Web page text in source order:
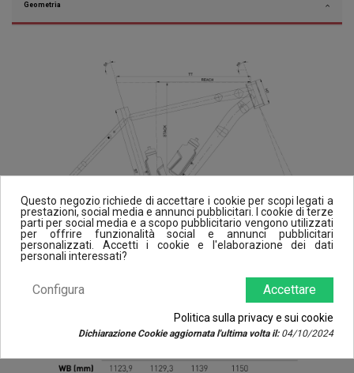
Geometria
Questo negozio richiede di accettare i cookie per scopi legati a
prestazioni, social media e annunci pubblicitari. I cookie di terze
parti per social media e a scopo pubblicitario vengono utilizzati
per offrire funzionalità social e annunci pubblicitari
personalizzati. Accetti i cookie e l'elaborazione dei dati
personali interessati?
Accettare
Configura
Politica sulla privacy e sui cookie
Dichiarazione Cookie aggiornata l'ultima volta il:04/10/2024